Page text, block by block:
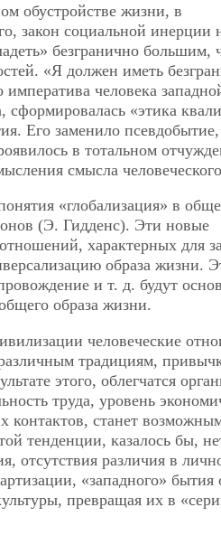
обустройстве жизни, в
закон социальной инерции
безгранично большим,
«Я должен иметь
человека
сформировалась «этика
Его заменило
в тотальном
смысла
«глобализация» в
(Э. Гидденс). Эти новые
характерных для
образа жизни.
и т. д. будут
образа жизни.
человеческие
традициям,
этого, облегчатся
труда, уровень
контактов, станет
тенденции, казалось бы,
отсутствия различия в
«западного» бытия
превращая их в